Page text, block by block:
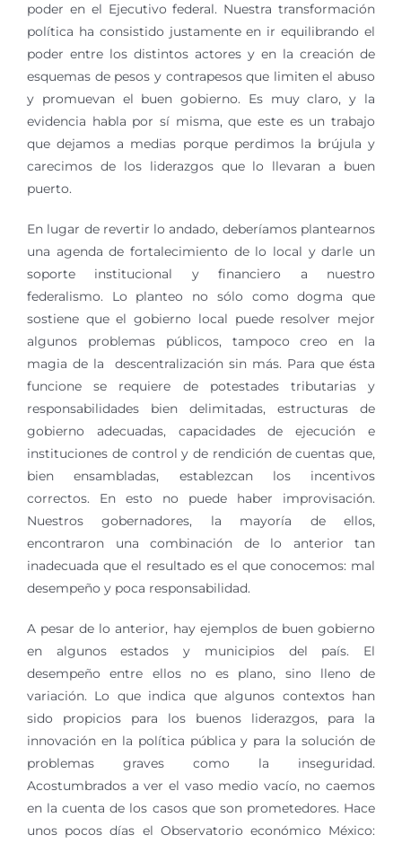
poder en el Ejecutivo federal. Nuestra transformación
política ha consistido justamente en ir equilibrando el
poder entre los distintos actores y en la creación de
esquemas de pesos y contrapesos que limiten el abuso
y promuevan el buen gobierno. Es muy claro, y la
evidencia habla por sí misma, que este es un trabajo
que dejamos a medias porque perdimos la brújula y
carecimos de los liderazgos que lo llevaran a buen
puerto.
En lugar de revertir lo andado, deberíamos plantearnos
una agenda de fortalecimiento de lo local y darle un
soporte institucional y financiero a nuestro
federalismo. Lo planteo no sólo como dogma que
sostiene que el gobierno local puede resolver mejor
algunos problemas públicos, tampoco creo en la
magia de la descentralización sin más. Para que ésta
funcione se requiere de potestades tributarias y
responsabilidades bien delimitadas, estructuras de
gobierno adecuadas, capacidades de ejecución e
instituciones de control y de rendición de cuentas que,
bien ensambladas, establezcan los incentivos
correctos. En esto no puede haber improvisación.
Nuestros gobernadores, la mayoría de ellos,
encontraron una combinación de lo anterior tan
inadecuada que el resultado es el que conocemos: mal
desempeño y poca responsabilidad.
A pesar de lo anterior, hay ejemplos de buen gobierno
en algunos estados y municipios del país. El
desempeño entre ellos no es plano, sino lleno de
variación. Lo que indica que algunos contextos han
sido propicios para los buenos liderazgos, para la
innovación en la política pública y para la solución de
problemas graves como la inseguridad.
Acostumbrados a ver el vaso medio vacío, no caemos
en la cuenta de los casos que son prometedores. Hace
unos pocos días el Observatorio económico México: